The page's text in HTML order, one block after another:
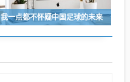
我一点都不怀疑中国足球的未来